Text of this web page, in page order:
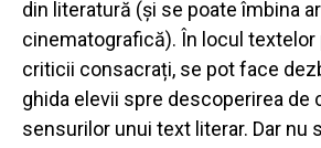
din literatură (și se poate îmbina
cinematografică). În locul
criticii consacrați, se pot face
ghida elevii spre descoperirea de
sensurilor unui text literar. Dar nu